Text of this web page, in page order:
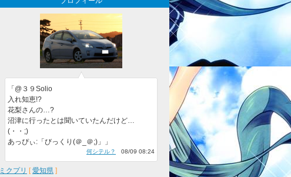
「@３９Solio
入れ知恵!?
花梨さんの…?
沼津に行ったとは聞いていたんだけど…
(・・;)
あっぴぃ:「びっくり(＠_＠;)」」
何シテル？ 08/09 08:24
ミクプリ [愛知県 ]